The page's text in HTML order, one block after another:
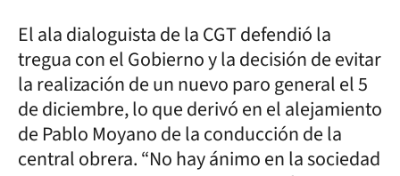
El ala dialoguista de la CGT defendió la
tregua con el Gobierno y la decisión de evitar
la realización de un nuevo paro general el 5
de diciembre, lo que derivó en el alejamiento
de Pablo Moyano de la conducción de la
central obrera. “No hay ánimo en la sociedad